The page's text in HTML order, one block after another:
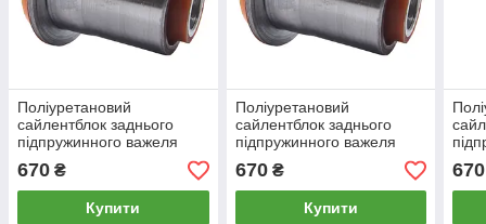
Поліуретановий
сайлентблок заднього
підпружинного важеля
внутрішній Toyota Brevis,
PP-2029c
670 ₴
Купити
Поліуретановий
сайлентблок заднього
підпружинного важеля
внутрішній Toyota Progres,
PP-2029c
670₴
Купити
PP-
670